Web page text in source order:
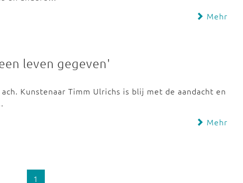
Mehr
leven gegeven'
Kunstenaar Timm Ulrichs is blij met de aandacht en
Mehr
1